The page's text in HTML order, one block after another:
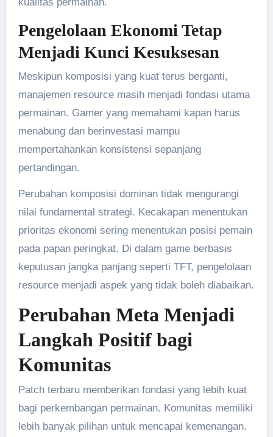
Pengelolaan Ekonomi Tetap
Menjadi Kunci Kesuksesan
Meskipun komposisi yang kuat terus berganti,
manajemen resource masih menjadi fondasi utama
permainan. Gamer yang memahami kapan harus
menabung dan berinvestasi mampu
mempertahankan konsistensi sepanjang
pertandingan.
Perubahan komposisi dominan tidak mengurangi
nilai fundamental strategi. Kecakapan menentukan
prioritas ekonomi sering menentukan posisi pemain
pada papan peringkat. Di dalam game berbasis
keputusan jangka panjang seperti TFT, pengelolaan
resource menjadi aspek yang tidak boleh diabaikan.
Perubahan Meta Menjadi
Langkah Positif bagi
Komunitas
Patch terbaru memberikan fondasi yang lebih kuat
bagi perkembangan permainan. Komunitas memiliki
lebih banyak pilihan untuk mencapai kemenangan.